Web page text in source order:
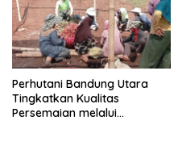
Perhutani Bandung Utara
Tingkatkan Kualitas
Persemaian melalui